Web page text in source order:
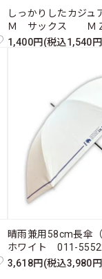
しっかりしたカジ
Ｍ サックス Ｍ
1,400円(税込1,540
晴雨兼用58cm長傘
ホワイト 011-
3,618円(税込3,980